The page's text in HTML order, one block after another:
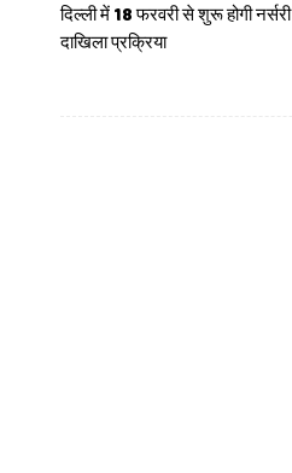
दिल्ली में 18 फरवरी से शुरू होगी नर्सरी
दाखिला प्रक्रिया